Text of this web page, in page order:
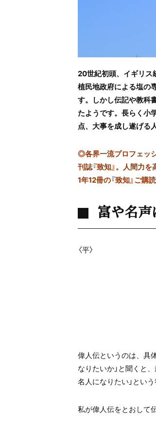
20世紀初頭、イギリス
植民地政府による塩の
す。しかし伝記や教科
たようです。長らく小
点、大事を成し遂げる
◎各界一流プロフェッ
刊誌『致知』。人間力
1年12冊の『致知』ご購
富や名
〈平〉
偉人伝というのは、具
なりたいか」と聞くと
名人になりたい」とい
私が偉人伝をとおして